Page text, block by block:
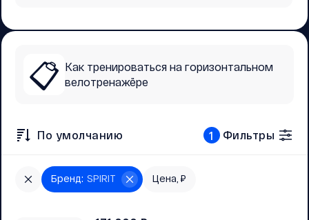
📋 Как тренироваться на горизонтальном
велотренажёре
По умолчанию 1 Фильтры
Бренд: SPIRIT Цена, ₽